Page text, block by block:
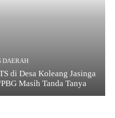
DAERAH
di Desa Koleang Jasinga
Masih Tanda Tanya